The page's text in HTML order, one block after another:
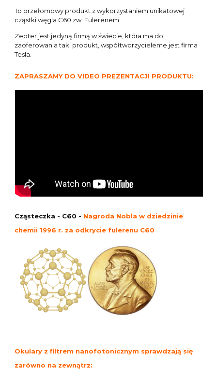
To przełomowy produkt z wykorzystaniem unikatowej
cząstki węgla C60 zw. Fulerenem.
Zepter jest jedyną firmą w świecie, która ma do
zaoferowania taki produkt, współtworzycieleme jest firma
Tesla.
ZAPRASZAMY DO VIDEO PREZENTACJI PRODUKTU:
Cząsteczka - C60 - Nagroda Nobla w dziedzinie
chemii 1996 r. za odkrycie fulerenu C60
Okulary z filtrem nanofotonicznym sprawdzają się
zarówno na zewnątrz: